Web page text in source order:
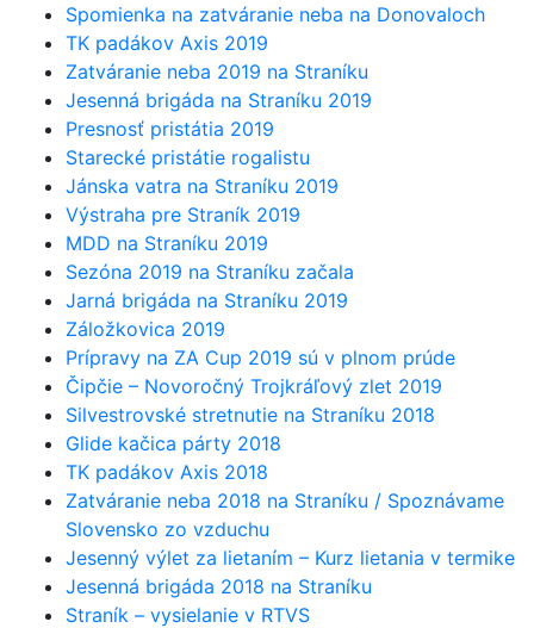
Spomienka na zatváranie neba na Donovaloch
TK padákov Axis 2019
Zatváranie neba 2019 na Straníku
Jesenná brigáda na Straníku 2019
Presnosť pristátia 2019
Starecké pristátie rogalistu
Jánska vatra na Straníku 2019
Výstraha pre Straník 2019
MDD na Straníku 2019
Sezóna 2019 na Straníku začala
Jarná brigáda na Straníku 2019
Záložkovica 2019
Prípravy na ZA Cup 2019 sú v plnom prúde
Čipčie – Novoročný Trojkráľový zlet 2019
Silvestrovské stretnutie na Straníku 2018
Glide kačica párty 2018
TK padákov Axis 2018
Zatváranie neba 2018 na Straníku / Spoznávame
Slovensko zo vzduchu
Jesenný výlet za lietaním – Kurz lietania v termike
Jesenná brigáda 2018 na Straníku
Straník – vysielanie v RTVS